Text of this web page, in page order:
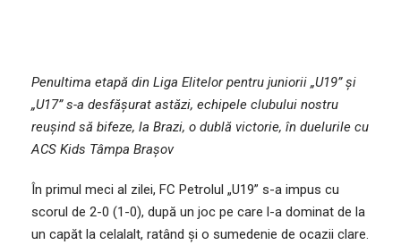
Penultima etapă din Liga Elitelor pentru juniorii „U19” și
„U17” s-a desfășurat astăzi, echipele clubului nostru
reușind să bifeze, la Brazi, o dublă victorie, în duelurile cu
ACS Kids Tâmpa Brașov
În primul meci al zilei, FC Petrolul „U19” s-a impus cu
scorul de 2-0 (1-0), după un joc pe care l-a dominat de la
un capăt la celalalt, ratând și o sumedenie de ocazii clare.